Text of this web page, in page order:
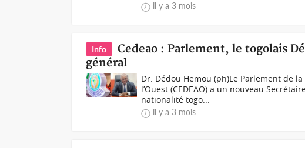
il y a 3 mois
Info
Cedeao : Parlement, le togolais
général
Dr. Dédou Hemou (ph)Le Parlement de
l’Ouest (CEDEAO) a un nouveau
nationalité togo...
il y a 3 mois